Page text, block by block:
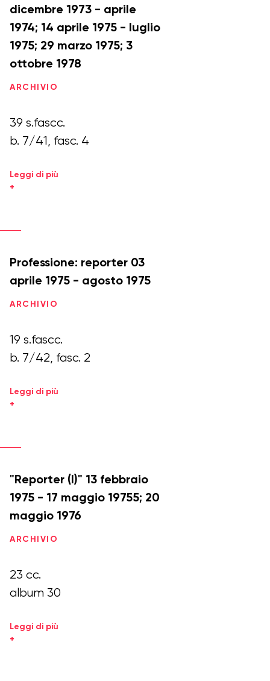
dicembre 1973 - aprile
1974; 14 aprile 1975 - luglio
1975; 29 marzo 1975; 3
ottobre 1978
ARCHIVIO
39 s.fascc.
b. 7/41, fasc. 4
Leggi di più
+
Professione: reporter 03
aprile 1975 - agosto 1975
ARCHIVIO
19 s.fascc.
b. 7/42, fasc. 2
Leggi di più
+
"Reporter (I)" 13 febbraio
1975 - 17 maggio 19755; 20
maggio 1976
ARCHIVIO
23 cc.
album 30
Leggi di più
+